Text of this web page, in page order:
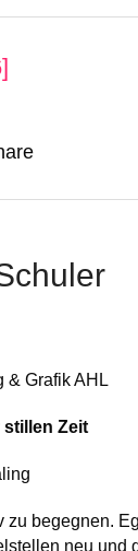
& Grafik AHL
stillen Zeit
zu begegnen.
neu und